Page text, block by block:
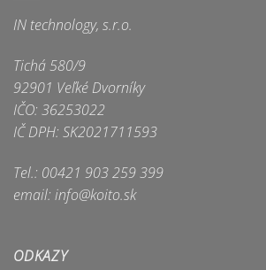
IN technology, s.r.o.
Tichá 580/9
92901 Veľké Dvorníky
IČO: 36253022
IČ DPH: SK2021711593
Tel.: 00421 903 259 399
email: info@koito.sk
ODKAZY